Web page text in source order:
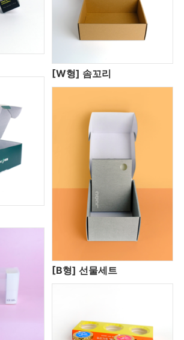
[W형] 솜꼬리
[B형] 선물세트